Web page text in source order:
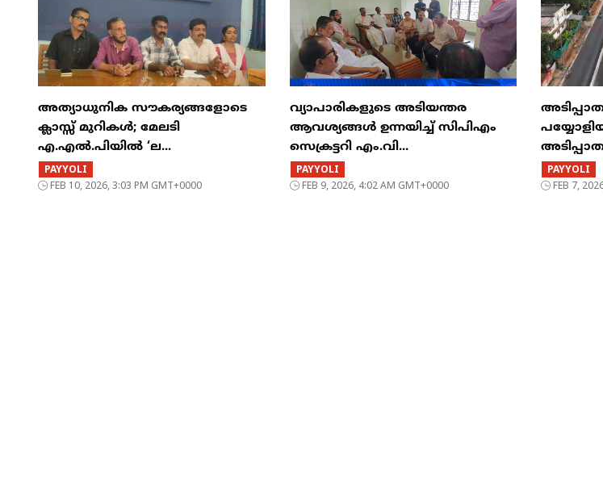
അത്യാധുനിക സൗകര്യങ്ങളോടെ
ക്ലാസ്സ് മുറികൾ; മേലടി
എ.എൽ.പിയിൽ ‘ല...
PAYYOLI
FEB 10, 2026, 3:03 PM GMT+0000
വ്യാപാരികളുടെ അടിയന്തര
ആവശ്യങ്ങൾ ഉന്നയിച്ച് സിപിഎം
സെക്രട്ടറി എം.വി...
PAYYOLI
FEB 9, 2026, 4:02 AM GMT+0000
PAYYOLI
FEB 7,